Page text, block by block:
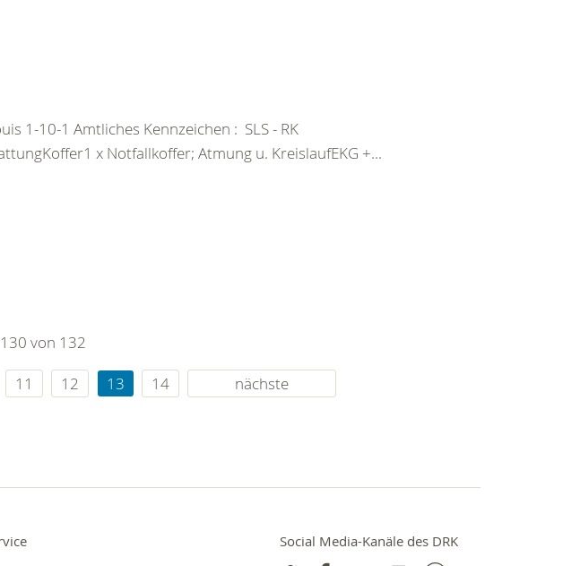
1-10-1 Amtliches Kennzeichen : SLS - RK
x Notfallkoffer; Atmung u. KreislaufEKG +...
von 132
11 12 13 14 nächste
Social Media-Kanäle des DRK